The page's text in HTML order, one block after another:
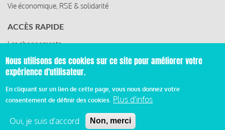
Vie économique, RSE & solidarité
ACCÈS RAPIDE
Les abonnements
Les ressources
© 2019 Miroir Social - Réalisé parCafffeine
Nous utilisons des cookies sur ce site pour améliorer votre
expérience d'utilisateur.
En cliquant sur un lien de cette page, vous nous donnez votre
consentement de définir des cookies. Plus d'infos
Oui, je suis d'accord Non, merci